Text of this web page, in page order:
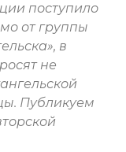
поступило
от группы
в
не
Публикуем